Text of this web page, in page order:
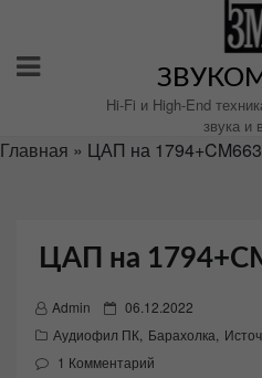
содержимому
Hi-Fi и High-End
звука и
Главная » ЦАП на
ЦАП на
Admin
P
o
s
06.12.2022
Аудиофил ПК Барахолка
1 Комментарий